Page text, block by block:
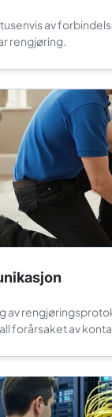
av
rengjøring.
av
forårsaket av